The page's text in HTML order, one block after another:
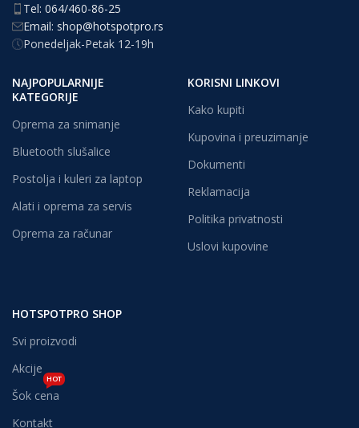
Tel: 064/460-86-25
Email: shop@hotspotpro.rs
Ponedeljak-Petak 12-19h
NAJPOPULARNIJE
KATEGORIJE
Oprema za snimanje
Bluetooth slušalice
Postolja i kuleri za laptop
Alati i oprema za servis
Oprema za računar
KORISNI LINKOVI
Kako kupiti
Kupovina i preuzimanje
Dokumenti
Reklamacija
Politika privatnosti
Uslovi kupovine
HOTSPOTPRO SHOP
Svi proizvodi
Akcije
Šok cena
HOT
Kontakt